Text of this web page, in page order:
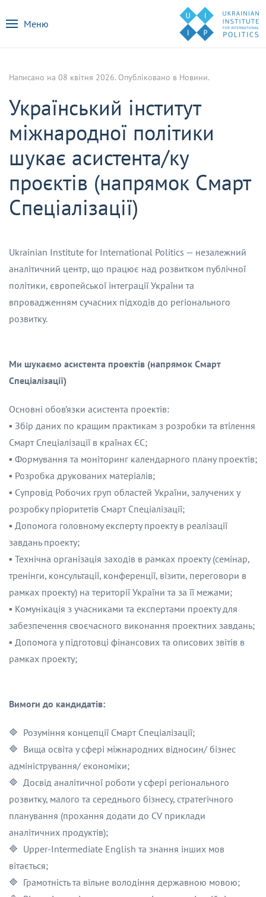
Меню
Написано на 08 квітня 2026. Опубліковано в Новини.
Український інститут
міжнародної політики
шукає асистента/ку
проєктів (напрямок Смарт
Спеціалізації)
Ukrainian Institute for International Politics — незалежний
аналітичний центр, що працює над розвитком публічної
політики, європейської інтеграції України та
впровадженням сучасних підходів до регіонального
розвитку.
Ми шукаємо асистента проектів (напрямок Смарт
Спеціалізації)
Основні обов’язки асистента проектів:
▪️ Збір даних по кращим практикам з розробки та втілення
Смарт Спеціалізації в країнах ЄС;
▪️ Формування та моніторинг календарного плану проектів;
▪️ Розробка друкованих матеріалів;
▪️ Супровід Робочих груп областей України, залучених у
розробку пріоритетів Смарт Спеціалізації;
▪️ Допомога головному експерту проекту в реалізації
завдань проекту;
▪️ Технічна організація заходів в рамках проекту (семінар,
тренінги, консультації, конференції, візити, переговори в
рамках проекту) на території України та за її межами;
▪️ Комунікація з учасниками та експертами проекту для
забезпечення своєчасного виконання проектних завдань;
▪️ Допомога у підготовці фінансових та описових звітів в
рамках проекту;
Вимоги до кандидатів:
🔷 Розуміння концепції Смарт Спеціалізації;
🔷 Вища освіта у сфері міжнародних відносин/ бізнес
адміністрування/ економіки;
🔷 Досвід аналітичної роботи у сфері регіонального
розвитку, малого та середнього бізнесу, стратегічного
планування (прохання додати до CV приклади
аналітичних продуктів);
🔷 Upper-Intermediate English та знання інших мов
вітається;
🔷 Грамотність та вільне володіння державною мовою;